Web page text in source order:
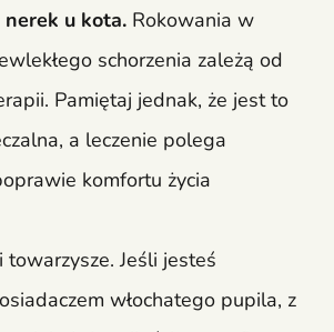
u kota. Rokowania w
schorzenia zależą od
Pamiętaj jednak, że jest to
a leczenie polega
komfortu życia
Jeśli jesteś
włochatego pupila, z